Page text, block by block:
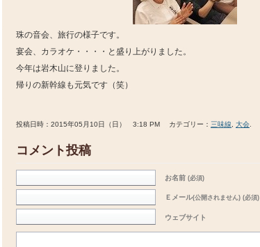
珠の音会、旅行の様子です。
宴会、カラオケ・・・・と盛り上がりました。
今年は岩木山に登りました。
帰りの新幹線も元気です（笑）
投稿日時：2015年05月10日（日） 3:18 PM カテゴリー： 三味線 大会
コメント投稿
お名前 (必須)
Ｅメール(公開されません) (必須)
ウェブサイト